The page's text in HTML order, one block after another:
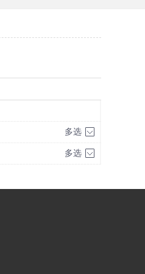
多选
多选